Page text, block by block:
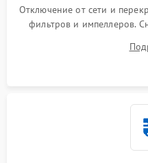
Отключение от сети и
фильтров и импеллеров.
циркуляционному